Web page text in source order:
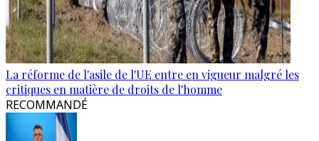
La réforme de l'asile de l'UE entre en vigueur malgré les
critiques en matière de droits de l'homme
RECOMMANDÉ